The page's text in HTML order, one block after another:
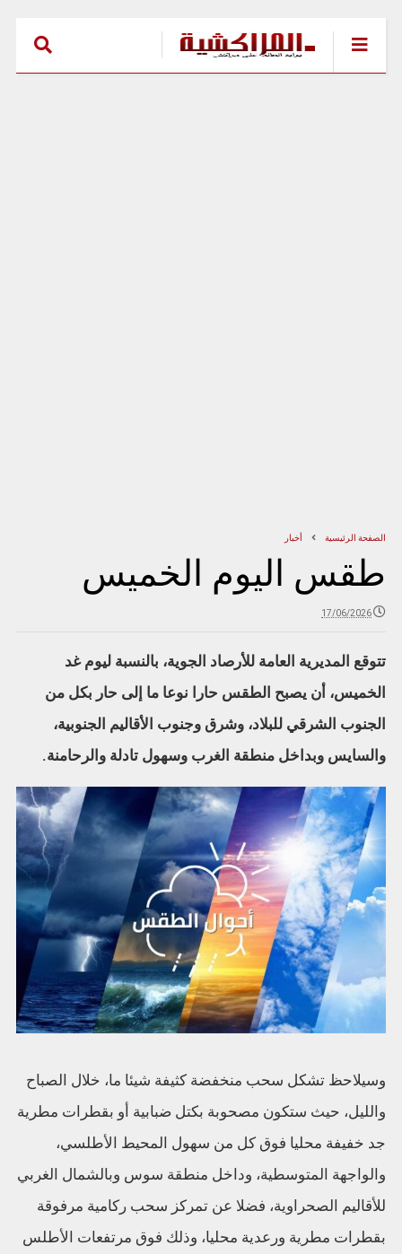
الصفحة الرئيسية أخبار
طقس اليوم الخميس
17/06/2026
تتوقع المديرية العامة للأرصاد الجوية، بالنسبة ليوم غد
الخميس، أن يصبح الطقس حارا نوعا ما إلى حار بكل من
الجنوب الشرقي للبلاد، وشرق وجنوب الأقاليم الجنوبية،
والسايس وبداخل منطقة الغرب وسهول تادلة والرحامنة.
وسيلاحظ تشكل سحب منخفضة كثيفة شيئا ما، خلال الصباح
والليل، حيث ستكون مصحوبة بكتل ضبابية أو بقطرات مطرية
جد خفيفة محليا فوق كل من سهول المحيط الأطلسي،
والواجهة المتوسطية، وداخل منطقة سوس وبالشمال الغربي
للأقاليم الصحراوية، فضلا عن تمركز سحب ركامية مرفوقة
بقطرات مطرية ورعدية محليا، وذلك فوق مرتفعات الأطلس